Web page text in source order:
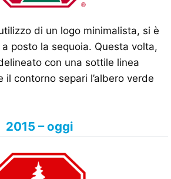
di un logo minimalista, si è
posto la sequoia. Questa volta,
con una sottile linea
il contorno separi l’albero verde
2015 – oggi